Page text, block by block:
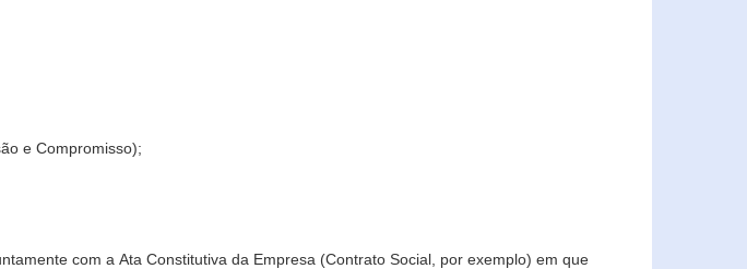
e Compromisso);
com a Ata Constitutiva da Empresa (Contrato Social, por exemplo) em que